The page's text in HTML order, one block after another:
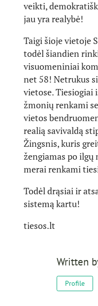
veikti,
jau yra realybė!
Taigi šioje vietoje
todėl šiandien
visuomeniniai
net 58! Netrukus
vietose. Tiesiogiai
žmonių renkami
vietos
realią savivaldą
Žingsnis, kuris
žengiamas po ilgų
merai renkami
Todėl drąsiai ir
sistemą kartu!
tiesos.lt
Written
Profile